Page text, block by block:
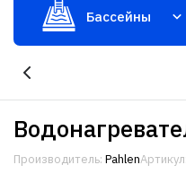
Бассейны
Производитель: PahlenАртикул: